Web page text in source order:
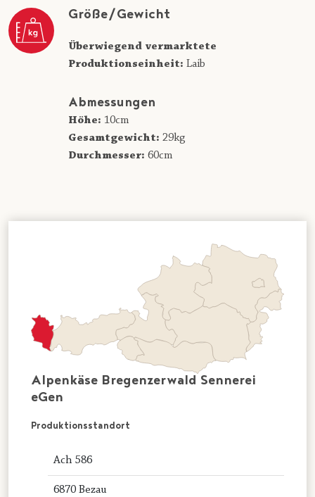
Größe/Gewicht
Überwiegend vermarktete
Produktionseinheit: Laib
Abmessungen
Höhe: 10cm
Gesamtgewicht: 29kg
Durchmesser: 60cm
Alpenkäse Bregenzerwald Sennerei
eGen
Produktionsstandort
Ach 586
6870 Bezau